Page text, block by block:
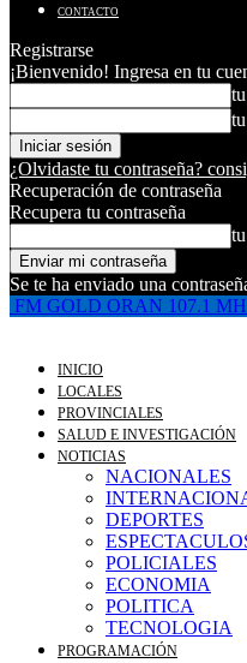
CONTACTO
Registrarse
¡Bienvenido! Ingresa en tu
¿Olvidaste tu contraseña?
Recuperación de contraseña
Recupera tu contraseña
Se te ha enviado una
FM GOLD ORAN 107.1
INICIO
LOCALES
PROVINCIALES
SALUD E INVESTIGACIÓN
NOTICIAS
NACIONALES
DEPORTES
POLICIALES
ECONOMIA
POLITICA
TECNOLOGIA
PROGRAMACIÓN